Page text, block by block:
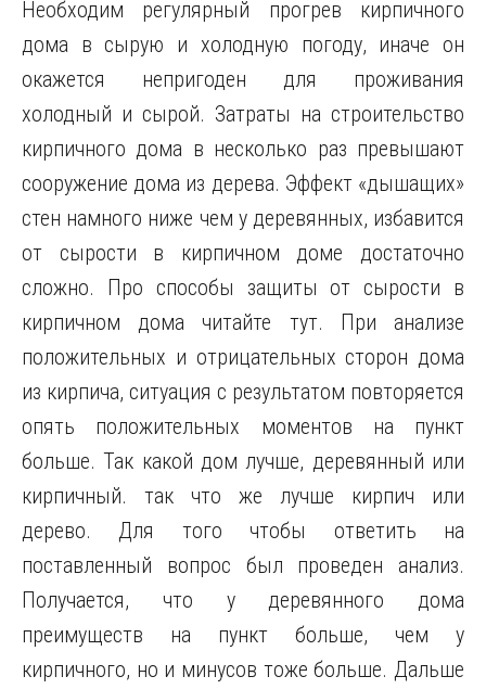
Необходим регулярный прогрев кирпичного
дома в сырую и холодную погоду, иначе он
окажется непригоден для проживания
холодный и сырой. Затраты на строительство
кирпичного дома в несколько раз превышают
сооружение дома из дерева. Эффект «дышащих»
стен намного ниже чем у деревянных, избавится
от сырости в кирпичном доме достаточно
сложно. Про способы защиты от сырости в
кирпичном дома читайте тут. При анализе
положительных и отрицательных сторон дома
из кирпича, ситуация с результатом повторяется
опять положительных моментов на пункт
больше. Так какой дом лучше, деревянный или
кирпичный. так что же лучше кирпич или
дерево. Для того чтобы ответить на
поставленный вопрос был проведен анализ.
Получается, что у деревянного дома
преимуществ на пункт больше, чем у
кирпичного, но и минусов тоже больше. Дальше